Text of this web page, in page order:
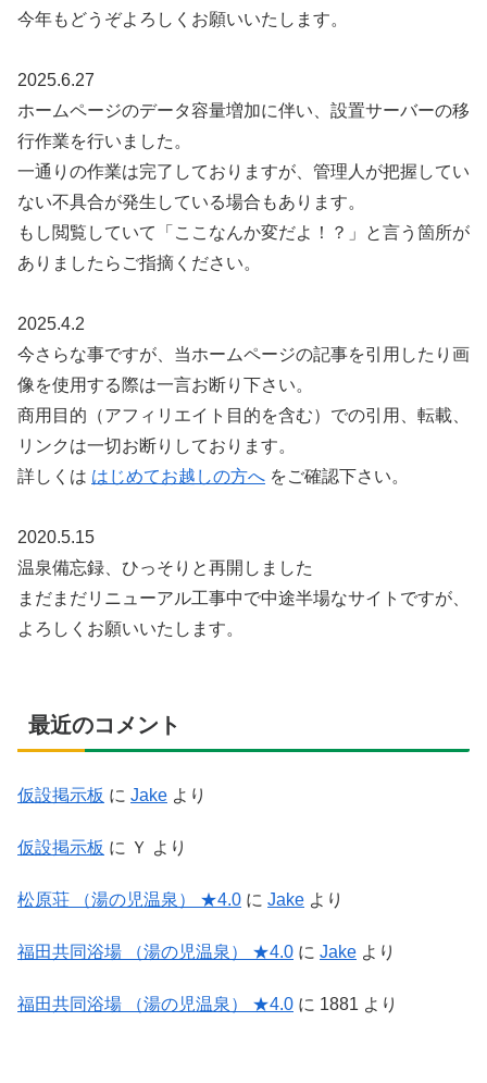
今年もどうぞよろしくお願いいたします。
2025.6.27
ホームページのデータ容量増加に伴い、設置サーバーの移
行作業を行いました。
一通りの作業は完了しておりますが、管理人が把握してい
ない不具合が発生している場合もあります。
もし閲覧していて「ここなんか変だよ！？」と言う箇所が
ありましたらご指摘ください。
2025.4.2
今さらな事ですが、当ホームページの記事を引用したり画
像を使用する際は一言お断り下さい。
商用目的（アフィリエイト目的を含む）での引用、転載、
リンクは一切お断りしております。
詳しくは はじめてお越しの方へ をご確認下さい。
2020.5.15
温泉備忘録、ひっそりと再開しました
まだまだリニューアル工事中で中途半場なサイトですが、
よろしくお願いいたします。
最近のコメント
仮設掲示板 に Jake より
仮設掲示板 に Ｙ より
松原荘 （湯の児温泉） ★4.0 に Jake より
福田共同浴場 （湯の児温泉） ★4.0 に Jake より
福田共同浴場 （湯の児温泉） ★4.0 に 1881 より